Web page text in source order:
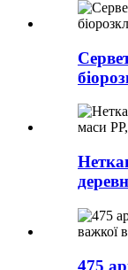
475